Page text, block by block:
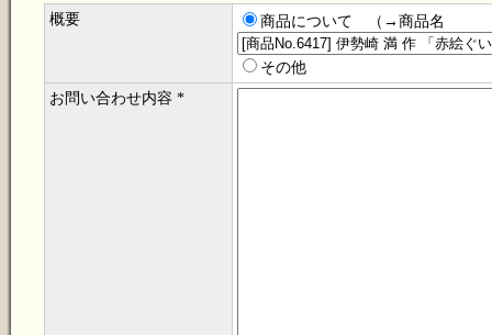
概要 商品について （→商品名
その他
お問い合わせ内容 *